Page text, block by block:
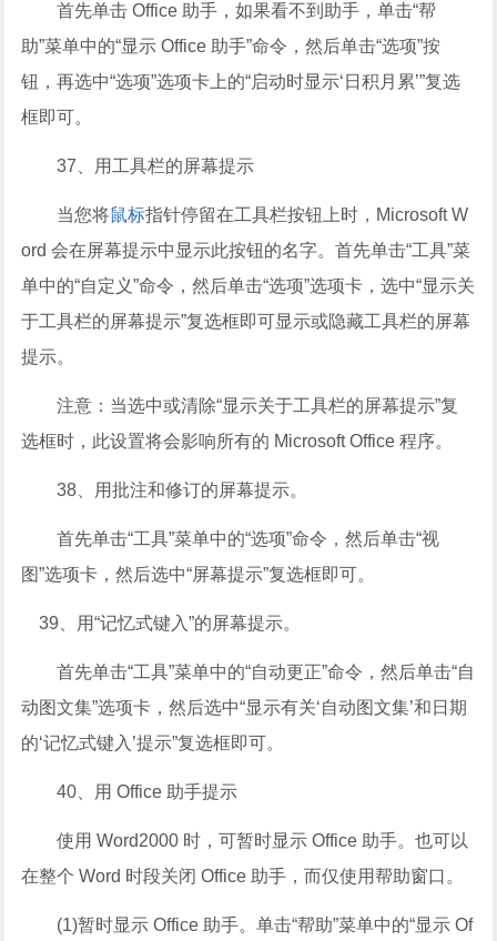
首先单击 Office 助手，如果看不到助手，单击“帮
助”菜单中的“显示 Office 助手”命令，然后单击“选项”按
钮，再选中“选项”选项卡上的“启动时显示‘日积月累’”复选
框即可。
37、用工具栏的屏幕提示
当您将鼠标指针停留在工具栏按钮上时，Microsoft W
ord 会在屏幕提示中显示此按钮的名字。首先单击“工具”菜
单中的“自定义”命令，然后单击“选项”选项卡，选中“显示关
于工具栏的屏幕提示”复选框即可显示或隐藏工具栏的屏幕
提示。
注意：当选中或清除“显示关于工具栏的屏幕提示”复
选框时，此设置将会影响所有的 Microsoft Office 程序。
38、用批注和修订的屏幕提示。
首先单击“工具”菜单中的“选项”命令，然后单击“视
图”选项卡，然后选中“屏幕提示”复选框即可。
39、用“记忆式键入”的屏幕提示。
首先单击“工具”菜单中的“自动更正”命令，然后单击“自
动图文集”选项卡，然后选中“显示有关‘自动图文集’和日期
的‘记忆式键入’提示”复选框即可。
40、用 Office 助手提示
使用 Word2000 时，可暂时显示 Office 助手。也可以
在整个 Word 时段关闭 Office 助手，而仅使用帮助窗口。
(1)暂时显示 Office 助手。单击“帮助”菜单中的“显示 Of